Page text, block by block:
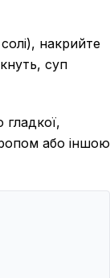
накрийте
суп
або іншою